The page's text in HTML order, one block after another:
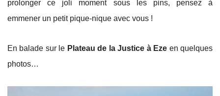
prolonger ce joli moment sous les pins, pensez à
emmener un petit pique-nique avec vous !
En balade sur le Plateau de la Justice à Eze en quelques
photos…